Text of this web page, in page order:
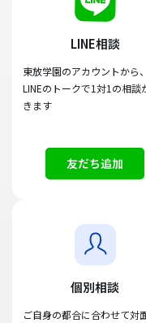
LINE相談
東放学園のアカウントから、
LINEのトークで1対1の相談
きます
友だち追加
個別相談
ご自身の都合に合わせて対